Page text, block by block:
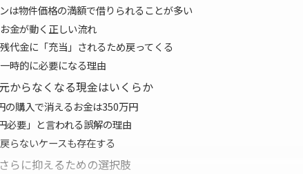
は物件価格の満額で借りられることが多い
金が動く正しい流れ
代金に「充当」されるため戻ってくる
時的に必要になる理由
からなくなる現金はいくらか
の購入で消えるお金は350万円
必要」と言われる誤解の理由
らないケースも存在する
らに抑えるための選択肢